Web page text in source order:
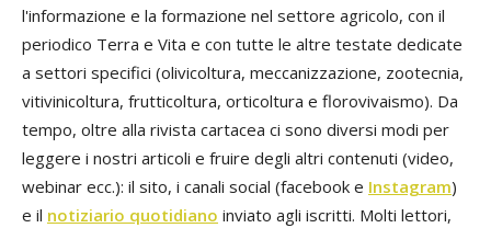
l'informazione e la formazione nel settore agricolo, con il
periodico Terra e Vita e con tutte le altre testate dedicate
a settori specifici (olivicoltura, meccanizzazione, zootecnia,
vitivinicoltura, frutticoltura, orticoltura e florovivaismo). Da
tempo, oltre alla rivista cartacea ci sono diversi modi per
leggere i nostri articoli e fruire degli altri contenuti (video,
webinar ecc.): il sito, i canali social (facebook e Instagram)
e il notiziario quotidiano inviato agli iscritti. Molti lettori,